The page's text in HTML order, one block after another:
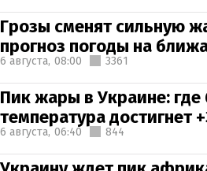
Грозы сменят сильную
прогноз погоды на
6 августа, 08:00 3361
Пик жары в Украине: где
температура достигнет
6 августа, 06:40 844